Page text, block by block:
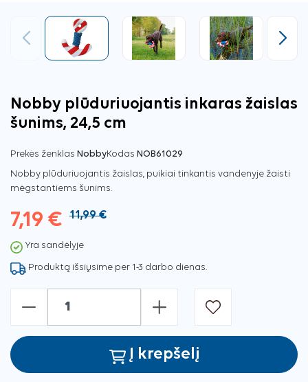
Ankstesnis Tęsti
Nobby plūduriuojantis inkaras žaislas
šunims, 24,5 cm
Prekės ženklas NobbyKodas NOB61029
Nobby plūduriuojantis žaislas, puikiai tinkantis vandenyje žaisti
mėgstantiems šunims.
7,19 € 11,99 €
Yra sandėlyje
Produktą išsiųsime per 1-3 darbo dienas.
- +
Į krepšelį